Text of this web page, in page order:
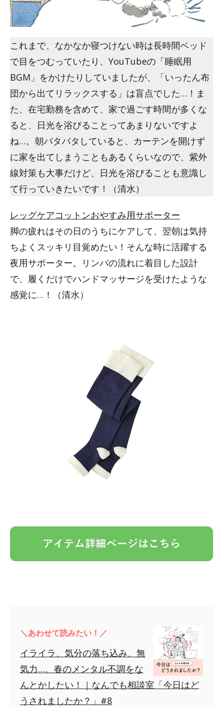
これまで、なかなか寝つけない時は長時間ベッド
で目をつむっていたり、YouTubeの「睡眠用
BGM」をかけたりしていましたが、「いったん布
団から出てリラックスする」は盲点でした…！ま
た、在宅勤務を含めて、家で過ごす時間が多くな
ると、日光を浴びることってあまりないですよ
ね…。朝バタバタしていると、カーテンを開けず
に家を出てしまうこともあるくらいなので、紫外
線対策も大事だけど、日光を浴びることも意識し
て行っていきたいです！（清水）
レッグケアコットンおやすみ用サポーター
脚の疲れはその日のうちにケアして、翌朝は気持
ちよくスッキリ目覚めたい！そんな時に活躍する
夜用サポーター。リンパの流れに着目した設計
で、履くだけでハンドマッサージを受けたような
感覚に…！（清水）
＼あわせて読みたい！／
イライラ、気分の落ち込み、無
気力…。春のメンタル不調をな
んとかしたい！｜なんでも相談室「今日はど
うされましたか？」#8